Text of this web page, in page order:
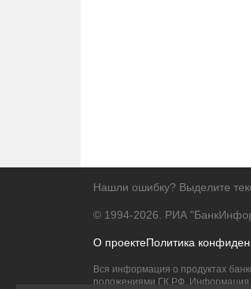
Нашли ошибку? Выделите
© 1994-2026. РИА
О проектеПолитика
Вся информация о продуктах
положениями ГК РФ. Информация